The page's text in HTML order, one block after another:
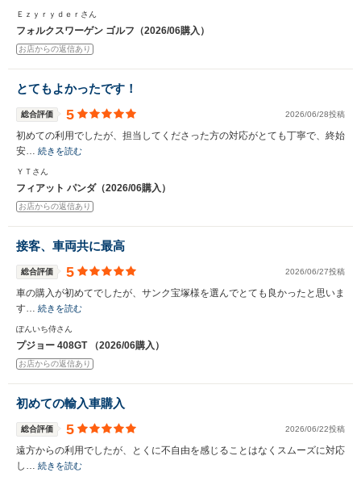
Ｅｚｙｒｙｄｅｒさん
フォルクスワーゲン ゴルフ（2026/06購入）
お店からの返信あり
とてもよかったです！
総合評価 5 2026/06/28投稿
初めての利用でしたが、担当してくださった方の対応がとても丁寧で、終始
安… 続きを読む
ＹＴさん
フィアット パンダ（2026/06購入）
お店からの返信あり
接客、車両共に最高
総合評価 5 2026/06/27投稿
車の購入が初めてでしたが、サンク宝塚様を選んでとても良かったと思いま
す… 続きを読む
ぽんいち侍さん
プジョー 408GT （2026/06購入）
お店からの返信あり
初めての輸入車購入
総合評価 5 2026/06/22投稿
遠方からの利用でしたが、とくに不自由を感じることはなくスムーズに対応
し… 続きを読む